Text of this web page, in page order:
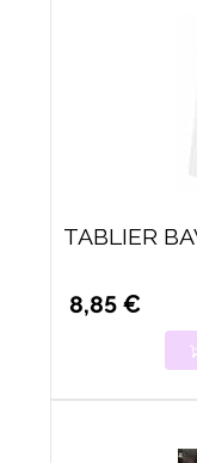
TABLIER
8,85 €